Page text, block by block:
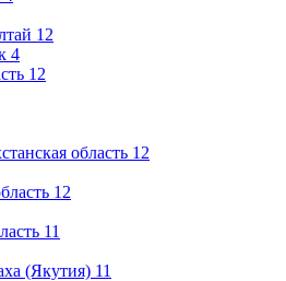
12
4
12
область 12
12
11
(Якутия) 11